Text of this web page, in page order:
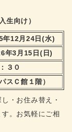
生向け）
年12月24日(水)
年3月15日(日)
３０
スＣ館１階）
・お住み替え・
。お気軽にご相